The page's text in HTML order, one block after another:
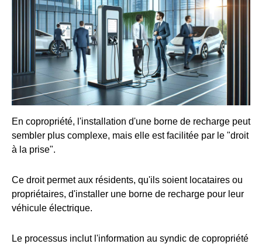
En copropriété, l'installation d'une borne de recharge peut
sembler plus complexe, mais elle est facilitée par le "droit
à la prise".
Ce droit permet aux résidents, qu'ils soient locataires ou
propriétaires, d'installer une borne de recharge pour leur
véhicule électrique.
Le processus inclut l'information au syndic de copropriété